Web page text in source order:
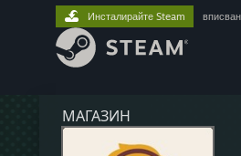
МАГАЗИН
Инсталирайте Steam